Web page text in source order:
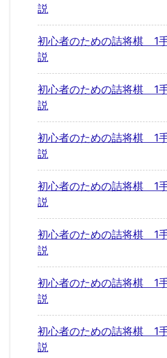
説
初心者のための詰将棋 1
説
初心者のための詰将棋 1
説
初心者のための詰将棋 1
説
初心者のための詰将棋 1
説
初心者のための詰将棋 1
説
初心者のための詰将棋 1
説
初心者のための詰将棋 1
説